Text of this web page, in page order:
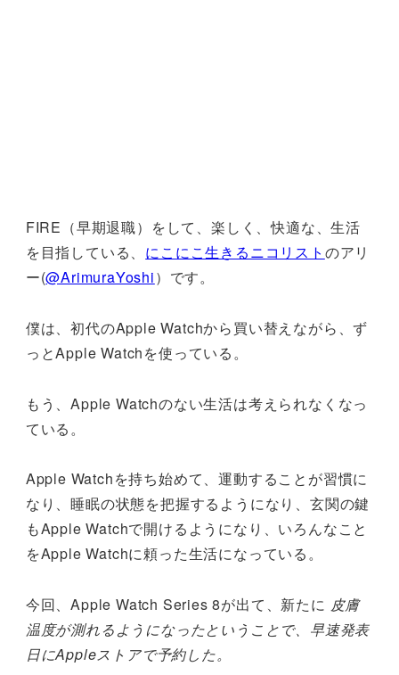
FIRE（早期退職）をして、楽しく、快適な、生活
を目指している、 にこにこ生きるニコリスト のアリ
ー(@ArimuraYoshi）です。
僕は、初代のApple Watchから買い替えながら、ず
っとApple Watchを使っている。
もう、Apple Watchのない生活は考えられなくなっ
ている。
Apple Watchを持ち始めて、運動することが習慣に
なり、睡眠の状態を把握するようになり、玄関の鍵
もApple Watchで開けるようになり、いろんなこと
をApple Watchに頼った生活になっている。
今回、Apple Watch Series 8が出て、新たに 皮膚
温度が測れるようになったということで、早速発表
日にAppleストアで予約した。